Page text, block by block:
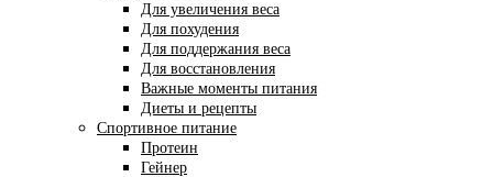
Для увеличения веса
Для похудения
Для поддержания веса
Для восстановления
Важные моменты питания
Диеты и рецепты
Спортивное питание
Протеин
Гейнер